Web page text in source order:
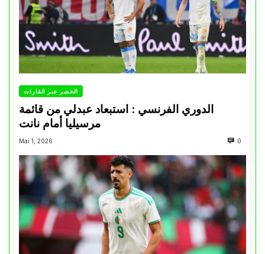
الخضر عبر القارات
الدوري الفرنسي : استبعاد عبدلي من قائمة
مرسيليا أمام نانت
Mai 1, 2026 0